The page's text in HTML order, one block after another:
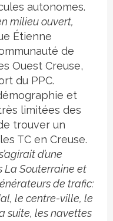
autonomes.
milieu ouvert,
Étienne
de
Ouest Creuse,
du PPC.
et
limitées des
trouver un
TC en Creuse.
d’une
La Souterraine et
de trafic:
le centre-ville, le
suite, les navettes